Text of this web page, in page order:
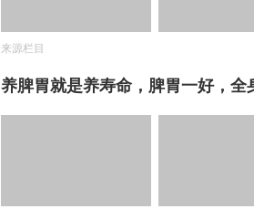
来源栏目
养脾胃就是养寿命，脾胃一好，全